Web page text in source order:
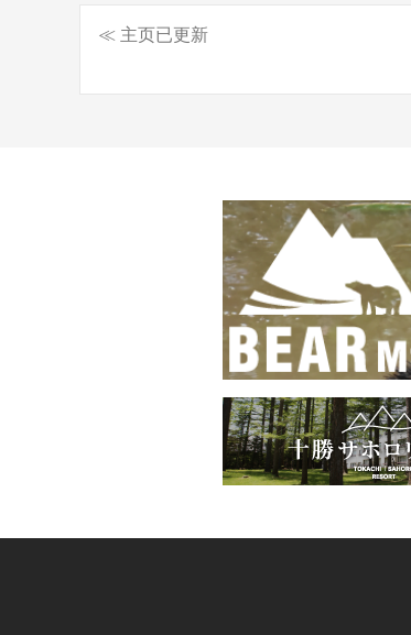
文
章
≪ 主页已更新